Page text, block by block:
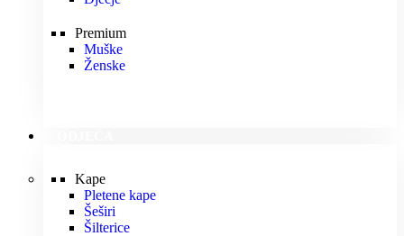
Premium
Muške
Ženske
Kape
Pletene kape
Šeširi
Šilterice